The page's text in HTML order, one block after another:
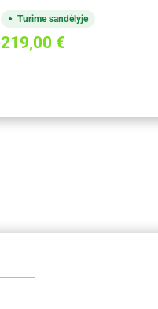
Turime sandėlyje
219,00 €